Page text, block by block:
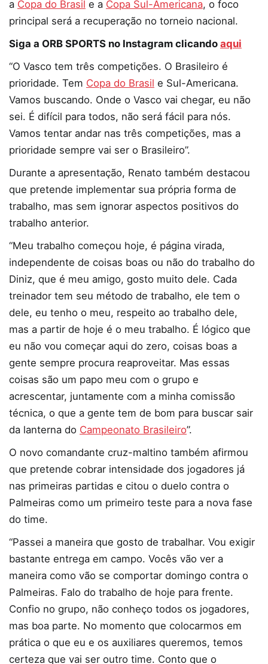
a Copa do Brasil e a Copa Sul-Americana, o foco
principal será a recuperação no torneio nacional.
Siga a ORB SPORTS no Instagram clicando aqui
“O Vasco tem três competições. O Brasileiro é
prioridade. Tem Copa do Brasil e Sul-Americana.
Vamos buscando. Onde o Vasco vai chegar, eu não
sei. É difícil para todos, não será fácil para nós.
Vamos tentar andar nas três competições, mas a
prioridade sempre vai ser o Brasileiro”.
Durante a apresentação, Renato também destacou
que pretende implementar sua própria forma de
trabalho, mas sem ignorar aspectos positivos do
trabalho anterior.
“Meu trabalho começou hoje, é página virada,
independente de coisas boas ou não do trabalho do
Diniz, que é meu amigo, gosto muito dele. Cada
treinador tem seu método de trabalho, ele tem o
dele, eu tenho o meu, respeito ao trabalho dele,
mas a partir de hoje é o meu trabalho. É lógico que
eu não vou começar aqui do zero, coisas boas a
gente sempre procura reaproveitar. Mas essas
coisas são um papo meu com o grupo e
acrescentar, juntamente com a minha comissão
técnica, o que a gente tem de bom para buscar sair
da lanterna do Campeonato Brasileiro”.
O novo comandante cruz-maltino também afirmou
que pretende cobrar intensidade dos jogadores já
nas primeiras partidas e citou o duelo contra o
Palmeiras como um primeiro teste para a nova fase
do time.
“Passei a maneira que gosto de trabalhar. Vou exigir
bastante entrega em campo. Vocês vão ver a
maneira como vão se comportar domingo contra o
Palmeiras. Falo do trabalho de hoje para frente.
Confio no grupo, não conheço todos os jogadores,
mas boa parte. No momento que colocarmos em
prática o que eu e os auxiliares queremos, temos
certeza que vai ser outro time. Conto que o